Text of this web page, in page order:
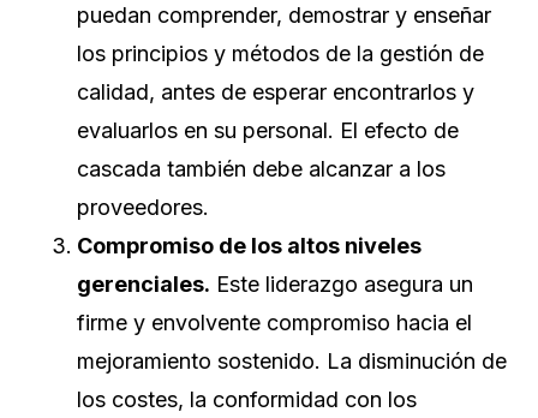
puedan comprender, demostrar y enseñar
los principios y métodos de la gestión de
calidad, antes de esperar encontrarlos y
evaluarlos en su personal. El efecto de
cascada también debe alcanzar a los
proveedores.
Compromiso de los altos niveles
gerenciales. Este liderazgo asegura un
firme y envolvente compromiso hacia el
mejoramiento sostenido. La disminución de
los costes, la conformidad con los